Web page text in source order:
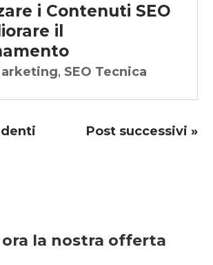
i Contenuti SEO
il
, SEO Tecnica
Post successivi »
ora la nostra offerta